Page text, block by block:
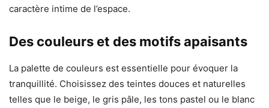
caractère intime de l’espace.
Des couleurs et des motifs apaisants
La palette de couleurs est essentielle pour évoquer la
tranquillité. Choisissez des teintes douces et naturelles
telles que le beige, le gris pâle, les tons pastel ou le blanc